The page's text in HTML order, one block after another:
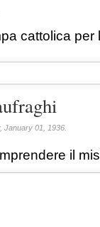
cattolica per
January 01, 1936.
il